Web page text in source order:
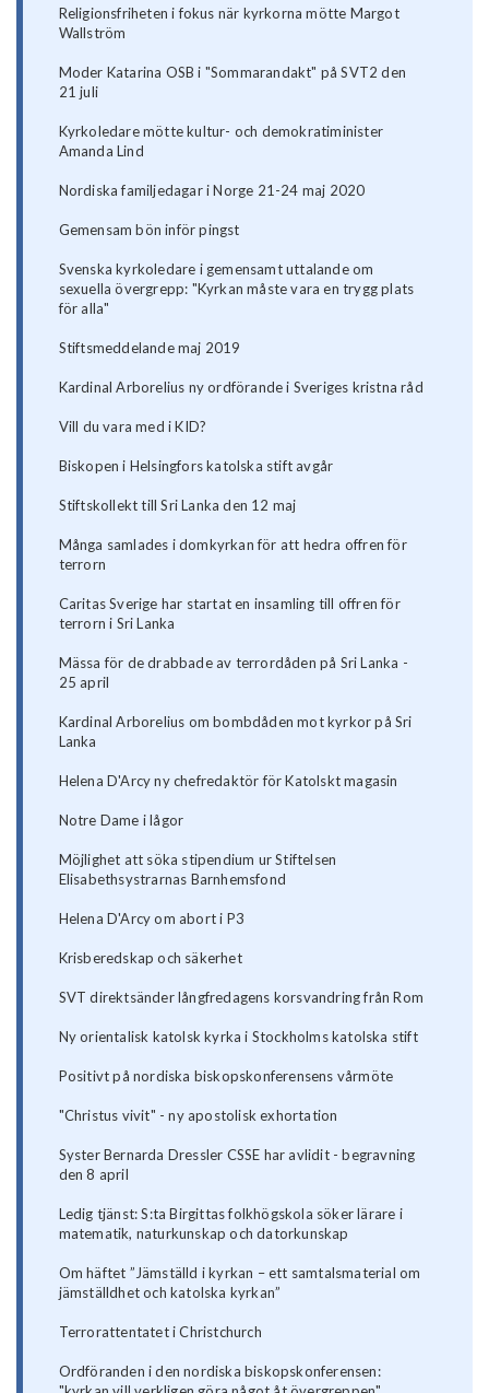
Religionsfriheten i fokus när kyrkorna mötte Margot
Wallström
Moder Katarina OSB i "Sommarandakt" på SVT2 den
21 juli
Kyrkoledare mötte kultur- och demokratiminister
Amanda Lind
Nordiska familjedagar i Norge 21-24 maj 2020
Gemensam bön inför pingst
Svenska kyrkoledare i gemensamt uttalande om
sexuella övergrepp: "Kyrkan måste vara en trygg plats
för alla"
Stiftsmeddelande maj 2019
Kardinal Arborelius ny ordförande i Sveriges kristna råd
Vill du vara med i KID?
Biskopen i Helsingfors katolska stift avgår
Stiftskollekt till Sri Lanka den 12 maj
Många samlades i domkyrkan för att hedra offren för
terrorn
Caritas Sverige har startat en insamling till offren för
terrorn i Sri Lanka
Mässa för de drabbade av terrordåden på Sri Lanka -
25 april
Kardinal Arborelius om bombdåden mot kyrkor på Sri
Lanka
Helena D'Arcy ny chefredaktör för Katolskt magasin
Notre Dame i lågor
Möjlighet att söka stipendium ur Stiftelsen
Elisabethsystrarnas Barnhemsfond
Helena D'Arcy om abort i P3
Krisberedskap och säkerhet
SVT direktsänder långfredagens korsvandring från Rom
Ny orientalisk katolsk kyrka i Stockholms katolska stift
Positivt på nordiska biskopskonferensens vårmöte
"Christus vivit" - ny apostolisk exhortation
Syster Bernarda Dressler CSSE har avlidit - begravning
den 8 april
Ledig tjänst: S:ta Birgittas folkhögskola söker lärare i
matematik, naturkunskap och datorkunskap
Om häftet ”Jämställd i kyrkan – ett samtalsmaterial om
jämställdhet och katolska kyrkan”
Terrorattentatet i Christchurch
Ordföranden i den nordiska biskopskonferensen: